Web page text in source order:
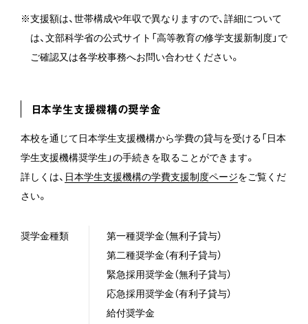
※支援額は、世帯構成や年収で異なりますので、詳細について
は、文部科学省の公式サイト「高等教育の修学支援新制度」で
ご確認又は各学校事務へお問い合わせください。
日本学生支援機構の奨学金
本校を通じて日本学生支援機構から学費の貸与を受ける「日本
学生支援機構奨学生」の手続きを取ることができます。
詳しくは、 日本学生支援機構の学費支援制度ページをご覧くだ
さい。
奨学金種類
第一種奨学金（無利子貸与）
第二種奨学金（有利子貸与）
緊急採用奨学金（無利子貸与）
応急採用奨学金（有利子貸与）
給付奨学金